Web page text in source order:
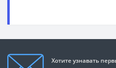
Хотите узнавать